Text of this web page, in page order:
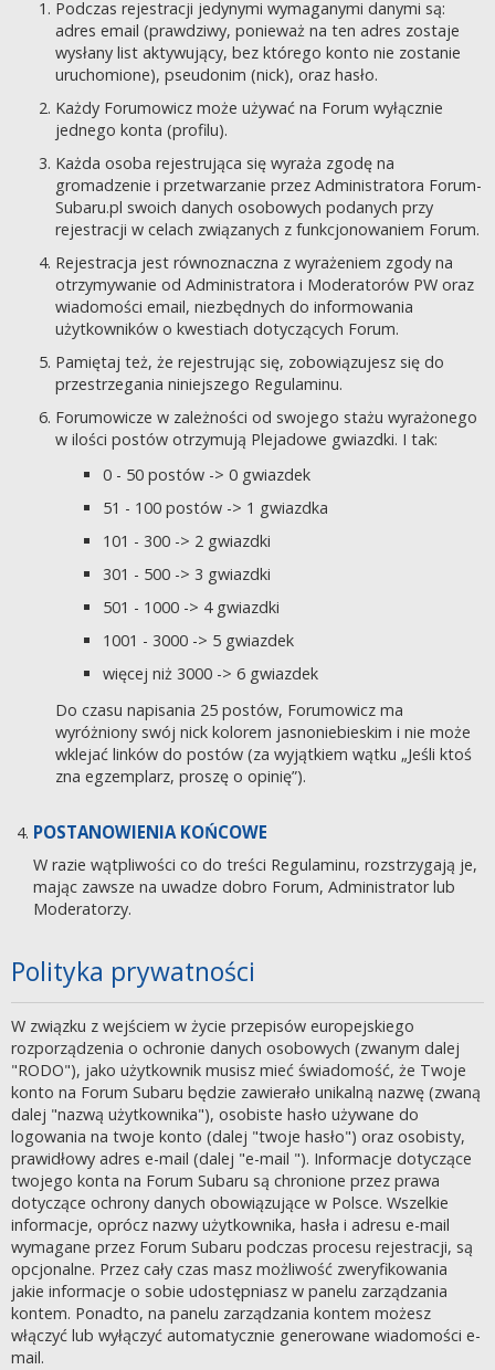
Podczas rejestracji jedynymi wymaganymi danymi są:
adres email (prawdziwy, ponieważ na ten adres zostaje
wysłany list aktywujący, bez którego konto nie zostanie
uruchomione), pseudonim (nick), oraz hasło.
Każdy Forumowicz może używać na Forum wyłącznie
jednego konta (profilu).
Każda osoba rejestrująca się wyraża zgodę na
gromadzenie i przetwarzanie przez Administratora Forum-
Subaru.pl swoich danych osobowych podanych przy
rejestracji w celach związanych z funkcjonowaniem Forum.
Rejestracja jest równoznaczna z wyrażeniem zgody na
otrzymywanie od Administratora i Moderatorów PW oraz
wiadomości email, niezbędnych do informowania
użytkowników o kwestiach dotyczących Forum.
Pamiętaj też, że rejestrując się, zobowiązujesz się do
przestrzegania niniejszego Regulaminu.
Forumowicze w zależności od swojego stażu wyrażonego
w ilości postów otrzymują Plejadowe gwiazdki. I tak:
0 - 50 postów -> 0 gwiazdek
51 - 100 postów -> 1 gwiazdka
101 - 300 -> 2 gwiazdki
301 - 500 -> 3 gwiazdki
501 - 1000 -> 4 gwiazdki
1001 - 3000 -> 5 gwiazdek
więcej niż 3000 -> 6 gwiazdek
Do czasu napisania 25 postów, Forumowicz ma
wyróżniony swój nick kolorem jasnoniebieskim i nie może
wklejać linków do postów (za wyjątkiem wątku „Jeśli ktoś
zna egzemplarz, proszę o opinię”).
POSTANOWIENIA KOŃCOWE
W razie wątpliwości co do treści Regulaminu, rozstrzygają je,
mając zawsze na uwadze dobro Forum, Administrator lub
Moderatorzy.
Polityka prywatności
W związku z wejściem w życie przepisów europejskiego
rozporządzenia o ochronie danych osobowych (zwanym dalej
"RODO"), jako użytkownik musisz mieć świadomość, że Twoje
konto na Forum Subaru będzie zawierało unikalną nazwę (zwaną
dalej "nazwą użytkownika"), osobiste hasło używane do
logowania na twoje konto (dalej "twoje hasło") oraz osobisty,
prawidłowy adres e-mail (dalej "e-mail "). Informacje dotyczące
twojego konta na Forum Subaru są chronione przez prawa
dotyczące ochrony danych obowiązujące w Polsce. Wszelkie
informacje, oprócz nazwy użytkownika, hasła i adresu e-mail
wymagane przez Forum Subaru podczas procesu rejestracji, są
opcjonalne. Przez cały czas masz możliwość zweryfikowania
jakie informacje o sobie udostępniasz w panelu zarządzania
kontem. Ponadto, na panelu zarządzania kontem możesz
włączyć lub wyłączyć automatycznie generowane wiadomości e-
mail.